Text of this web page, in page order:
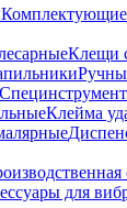
Комплектующие
Клещи
Клейма
для